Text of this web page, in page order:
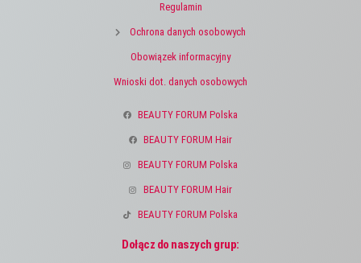
Regulamin
Ochrona danych osobowych
Obowiązek informacyjny
Wnioski dot. danych osobowych
BEAUTY FORUM Polska
BEAUTY FORUM Hair
BEAUTY FORUM Polska
BEAUTY FORUM Hair
BEAUTY FORUM Polska
Dołącz do naszych grup: